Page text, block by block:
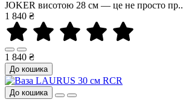
JOKER висотою 28 см — це не просто пр..
1 840 ₴
1 840 ₴
До кошика
До кошика